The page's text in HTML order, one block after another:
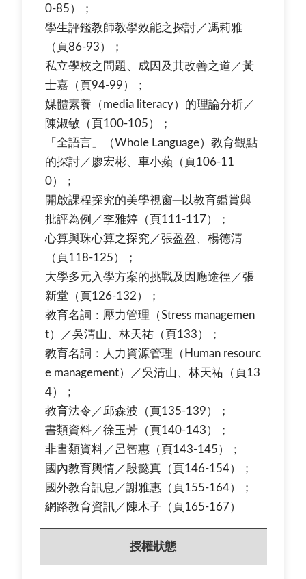
0-85）；
學生評鑑教師教學效能之探討／馮莉雅
（頁86-93）；
私立學校之問題、成因及其改善之道／黃
士嘉（頁94-99）；
媒體素養（media literacy）的理論分析／
陳淑敏（頁100-105）；
「全語言」（Whole Language）教育觀點
的探討／廖宏彬、車小蘋（頁106-11
0）；
開啟課程探究的美學視窗─以教育鑑賞與
批評為例／李雅婷（頁111-117）；
心算與珠心算之探究／張盈盈、楊德清
（頁118-125）；
大學多元入學方案的挑戰及因應途徑／張
新堂（頁126-132）；
教育名詞：壓力管理（Stress managemen
t）／吳清山、林天祐（頁133）；
教育名詞：人力資源管理（Human resourc
e management）／吳清山、林天祐（頁13
4）；
教育法令／邱森波（頁135-139）；
書類資料／徐玉芳（頁140-143）；
非書類資料／呂智惠（頁143-145）；
國內教育輿情／段懿真（頁146-154）；
國外教育訊息／謝雅惠（頁155-164）；
網路教育資訊／陳木子（頁165-167）
授權狀態